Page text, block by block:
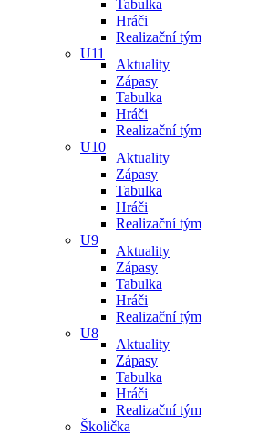
Tabulka
Hráči
Realizační tým
U11
Aktuality
Zápasy
Tabulka
Hráči
Realizační tým
U10
Aktuality
Zápasy
Tabulka
Hráči
Realizační tým
U9
Aktuality
Zápasy
Tabulka
Hráči
Realizační tým
U8
Aktuality
Zápasy
Tabulka
Hráči
Realizační tým
Školička